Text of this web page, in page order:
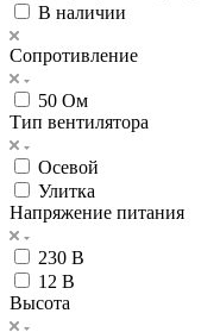
В наличии
Сопротивление
50 Ом
Тип вентилятора
Осевой
Улитка
Напряжение питания
230 В
12 В
Высота